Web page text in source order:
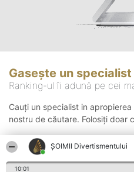
ŞOIMII Divertismentului
10:01
Gasește un specialist
Ranking-ul îi adună pe cei
Cauți un specialist in
nostru de căutare. Folosiți doar